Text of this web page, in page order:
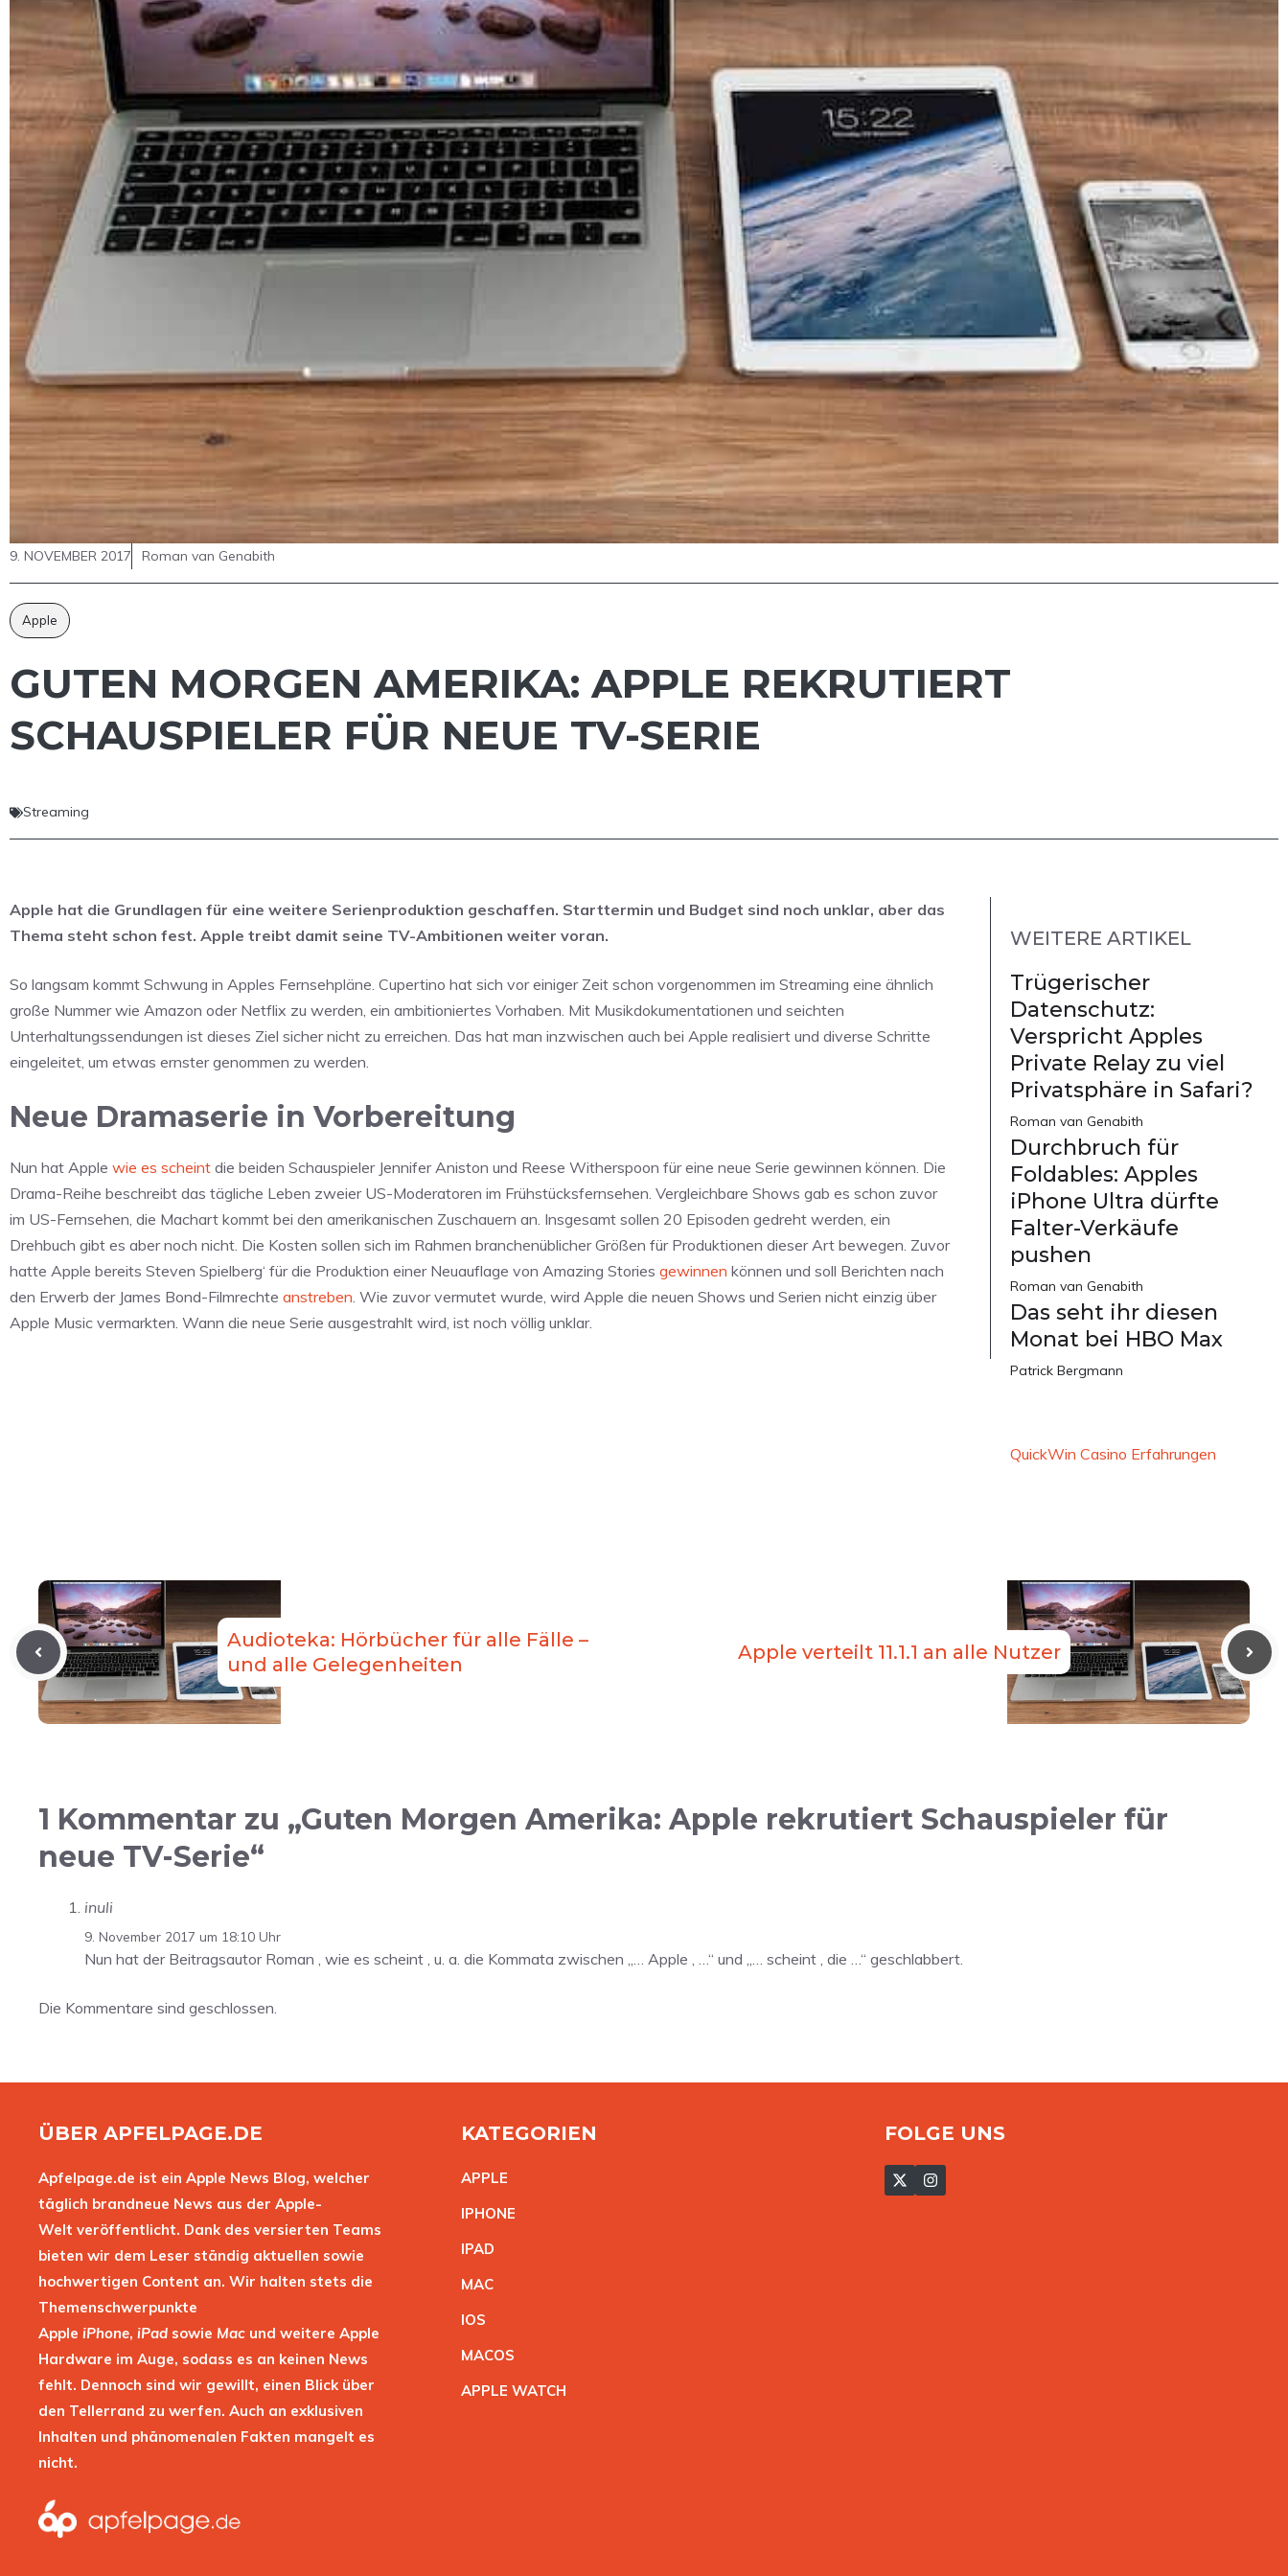
9. NOVEMBER 2017 Roman van Genabith
Apple
GUTEN MORGEN AMERIKA: APPLE REKRUTIERT
SCHAUSPIELER FÜR NEUE TV-SERIE
Streaming
Apple hat die Grundlagen für eine weitere Serienproduktion geschaffen. Starttermin und Budget sind noch unklar, aber das
Thema steht schon fest. Apple treibt damit seine TV-Ambitionen weiter voran.
So langsam kommt Schwung in Apples Fernsehpläne. Cupertino hat sich vor einiger Zeit schon vorgenommen im Streaming eine ähnlich
große Nummer wie Amazon oder Netflix zu werden, ein ambitioniertes Vorhaben. Mit Musikdokumentationen und seichten
Unterhaltungssendungen ist dieses Ziel sicher nicht zu erreichen. Das hat man inzwischen auch bei Apple realisiert und diverse Schritte
eingeleitet, um etwas ernster genommen zu werden.
Neue Dramaserie in Vorbereitung
Nun hat Apple wie es scheint die beiden Schauspieler Jennifer Aniston und Reese Witherspoon für eine neue Serie gewinnen können. Die
Drama-Reihe beschreibt das tägliche Leben zweier US-Moderatoren im Frühstücksfernsehen. Vergleichbare Shows gab es schon zuvor
im US-Fernsehen, die Machart kommt bei den amerikanischen Zuschauern an. Insgesamt sollen 20 Episoden gedreht werden, ein
Drehbuch gibt es aber noch nicht. Die Kosten sollen sich im Rahmen branchenüblicher Größen für Produktionen dieser Art bewegen. Zuvor
hatte Apple bereits Steven Spielberg‘ für die Produktion einer Neuauflage von Amazing Stories gewinnen können und soll Berichten nach
den Erwerb der James Bond-Filmrechte anstreben. Wie zuvor vermutet wurde, wird Apple die neuen Shows und Serien nicht einzig über
Apple Music vermarkten. Wann die neue Serie ausgestrahlt wird, ist noch völlig unklar.
WEITERE ARTIKEL
Trügerischer
Datenschutz:
Verspricht Apples
Private Relay zu viel
Privatsphäre in Safari?
Roman van Genabith
Durchbruch für
Foldables: Apples
iPhone Ultra dürfte
Falter-Verkäufe
pushen
Roman van Genabith
Das seht ihr diesen
Monat bei HBO Max
Patrick Bergmann
QuickWin Casino Erfahrungen
Audioteka: Hörbücher für alle Fälle –
und alle Gelegenheiten
Apple verteilt 11.1.1 an alle Nutzer
1 Kommentar zu „Guten Morgen Amerika: Apple rekrutiert Schauspieler für
neue TV-Serie“
inuli
9. November 2017 um 18:10 Uhr
Nun hat der Beitragsautor Roman , wie es scheint , u. a. die Kommata zwischen „… Apple , …“ und „… scheint , die …“ geschlabbert.
Die Kommentare sind geschlossen.
ÜBER APFELPAGE.DE
Apfelpage.de ist ein Apple News Blog, welcher
täglich brandneue News aus der Apple-
Welt veröffentlicht. Dank des versierten Teams
bieten wir dem Leser ständig aktuellen sowie
hochwertigen Content an. Wir halten stets die
Themenschwerpunkte
Apple iPhone, iPad sowie Mac und weitere Apple
Hardware im Auge, sodass es an keinen News
fehlt. Dennoch sind wir gewillt, einen Blick über
den Tellerrand zu werfen. Auch an exklusiven
Inhalten und phänomenalen Fakten mangelt es
nicht.
KATEGORIEN
APPLE
IPHONE
IPAD
MAC
IOS
MACOS
APPLE WATCH
FOLGE UNS